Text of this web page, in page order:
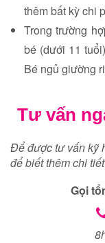
thêm bất kỳ chi
Trong trường
bé (dưới 11
Bé ngủ giường
Tư vấn
Để được tư vấn kỹ
để biết thêm chi
Gọi